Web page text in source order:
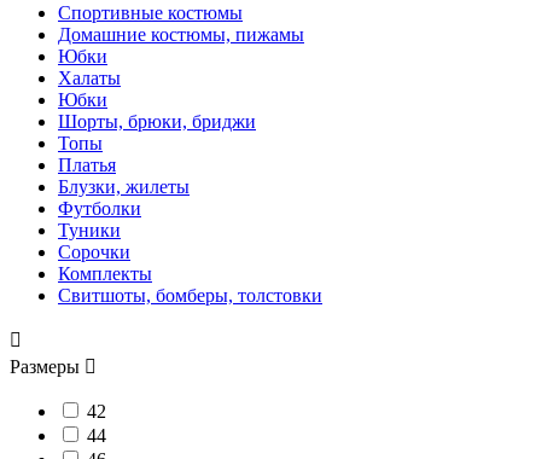
Спортивные костюмы
Домашние костюмы, пижамы
Юбки
Халаты
Юбки
Шорты, брюки, бриджи
Топы
Платья
Блузки, жилеты
Футболки
Туники
Сорочки
Комплекты
Свитшоты, бомберы, толстовки

Размеры 
42
44